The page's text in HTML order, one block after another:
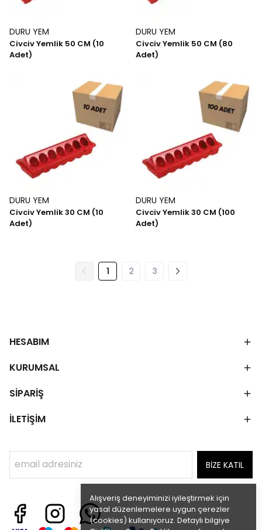
Alışveriş deneyiminizi iyileştirmek için
yasal düzenlemelere uygun çerezler
(cookies) kullanıyoruz. Detaylı bilgiye
DURU YEM
Civciv Yemlik 50 CM (10
Adet)
DURU YEM
Civciv Yemlik 50 CM (80
Adet)
DURU YEM
Civciv Yemlik 30 CM (10
Adet)
DURU YEM
Civciv Yemlik 30 CM (100
Adet)
1 2 3
HESABIM
KURUMSAL
SİPARİŞ
İLETİŞİM
BİZE KATIL